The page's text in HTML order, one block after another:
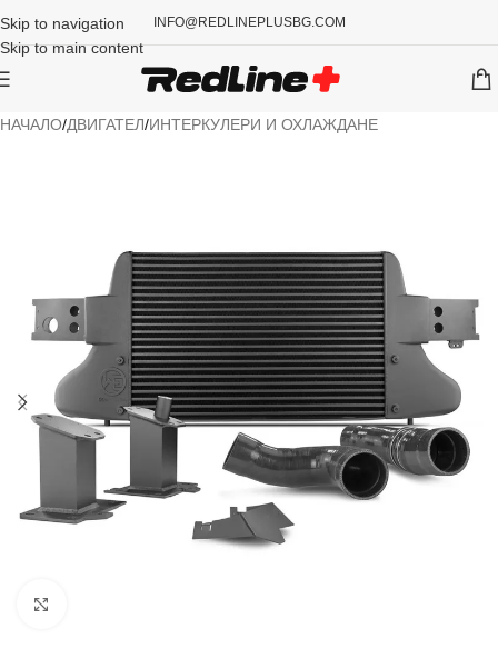
Skip to navigation
Skip to main content
INFO@REDLINEPLUSBG.COM
НАЧАЛО/ДВИГАТЕЛ/ИНТЕРКУЛЕРИ И ОХЛАЖДАНЕ